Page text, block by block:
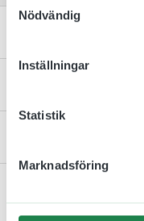
Nödvändig
Inställningar
Statistik
Marknadsföring